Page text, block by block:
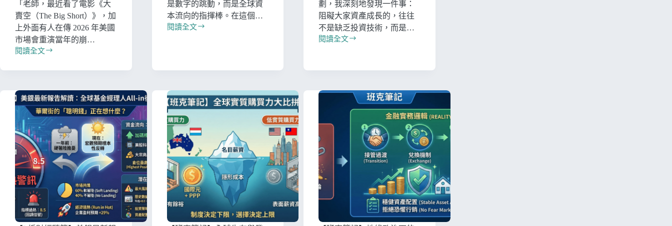
「老師，最近看了電影《大
賣空（The Big Short）》，加
上外面有人在傳 2026 年美國
市場會重演當年的崩…
閱讀全文
是數字的跳動，而是全球資
本流向的指揮棒。在這個…
閱讀全文
劃，我深刻地發現一件事：
阻礙大家資產成長的，往往
不是缺乏投資技術，而是…
閱讀全文